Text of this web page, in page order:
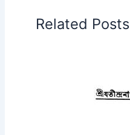
Related Posts